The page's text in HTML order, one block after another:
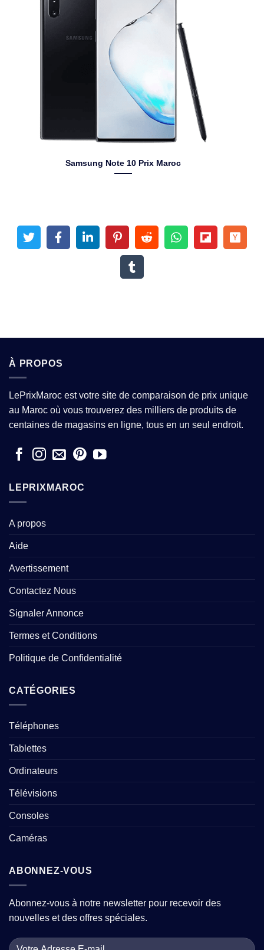
Samsung Note 10 Prix Maroc
À PROPOS
LePrixMaroc est votre site de comparaison de prix unique
au Maroc où vous trouverez des milliers de produits de
centaines de magasins en ligne, tous en un seul endroit.
LEPRIXMAROC
A propos
Aide
Avertissement
Contactez Nous
Signaler Annonce
Termes et Conditions
Politique de Confidentialité
CATÉGORIES
Téléphones
Tablettes
Ordinateurs
Télévisions
Consoles
Caméras
ABONNEZ-VOUS
Abonnez-vous à notre newsletter pour recevoir des
nouvelles et des offres spéciales.